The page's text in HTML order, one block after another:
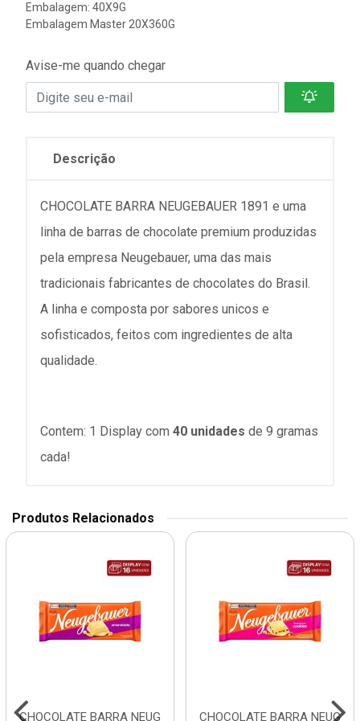
Embalagem: 40X9G
Embalagem Master 20X360G
Avise-me quando chegar
Descrição
CHOCOLATE BARRA NEUGEBAUER 1891 e uma
linha de barras de chocolate premium produzidas
pela empresa Neugebauer, uma das mais
tradicionais fabricantes de chocolates do Brasil.
A linha e composta por sabores unicos e
sofisticados, feitos com ingredientes de alta
qualidade.
Contem: 1 Display com 40 unidades de 9 gramas
cada!
Produtos Relacionados
CHOCOLATE BARRA NEUG CHOCOLATE BARRA NEUG